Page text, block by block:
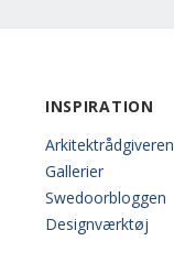
INSPIRATION
Arkitektrådgiveren
Gallerier
Swedoorbloggen
Designværktøj